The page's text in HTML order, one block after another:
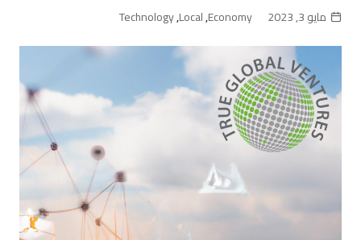
مايو 3, 2023 Economy
,
Local
,
Technology